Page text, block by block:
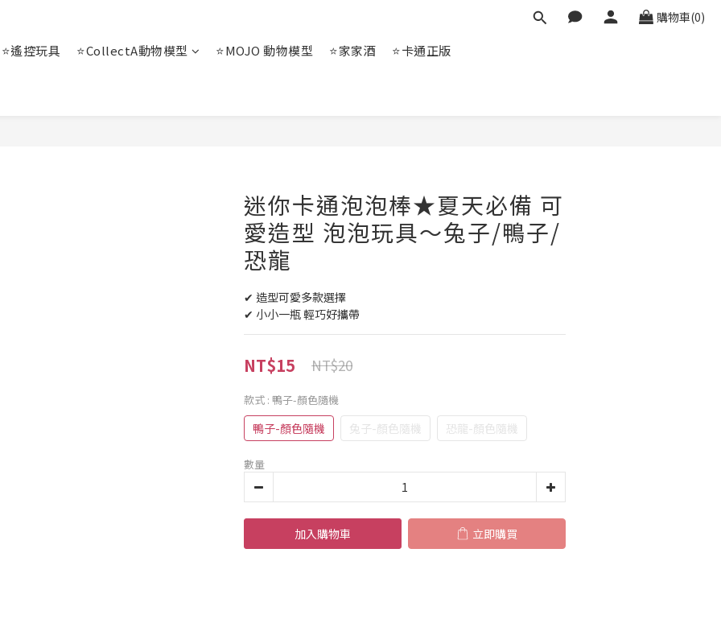
購物車(0)
⭐遙控玩具 ⭐CollectA動物模型 ⭐MOJO 動物模型 ⭐家家酒 ⭐卡通正版
迷你卡通泡泡棒★夏天必備 可
愛造型 泡泡玩具～兔子/鴨子/
恐龍
✔ 造型可愛多款選擇
✔ 小小一瓶 輕巧好攜帶
NT$15 NT$20
款式 : 鴨子-顏色隨機
鴨子-顏色隨機 兔子-顏色隨機 恐龍-顏色隨機
數量
加入購物車 立即購買